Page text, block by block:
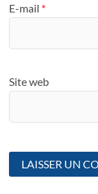
E-mail *
Site web